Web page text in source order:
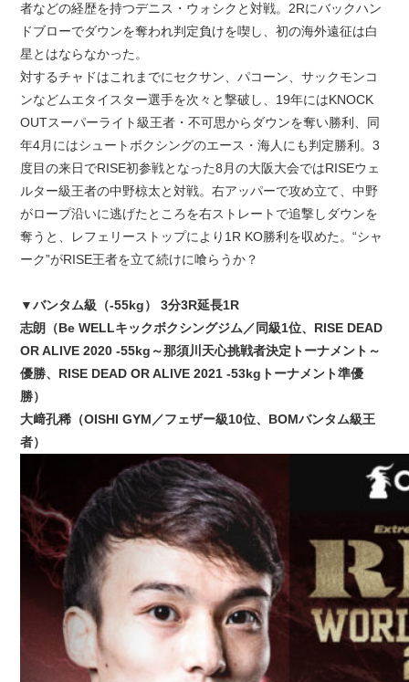
者などの経歴を持つデニス・ウォシクと対戦。2Rにバックハン
ドブローでダウンを奪われ判定負けを喫し、初の海外遠征は白
星とはならなかった。
対するチャドはこれまでにセクサン、パコーン、サックモンコ
ンなどムエタイスター選手を次々と撃破し、19年にはKNOCK
OUTスーパーライト級王者・不可思からダウンを奪い勝利、同
年4月にはシュートボクシングのエース・海人にも判定勝利。3
度目の来日でRISE初参戦となった8月の大阪大会ではRISEウェ
ルター級王者の中野椋太と対戦。右アッパーで攻め立て、中野
がロープ沿いに逃げたところを右ストレートで追撃しダウンを
奪うと、レフェリーストップにより1R KO勝利を収めた。“シャ
ーク”がRISE王者を立て続けに喰らうか？
▼バンタム級（-55kg） 3分3R延長1R
志朗（Be WELLキックボクシングジム／同級1位、RISE DEAD
OR ALIVE 2020 -55kg～那須川天心挑戦者決定トーナメント～
優勝、RISE DEAD OR ALIVE 2021 -53kgトーナメント準優
勝）
大﨑孔稀（OISHI GYM／フェザー級10位、BOMバンタム級王
者）